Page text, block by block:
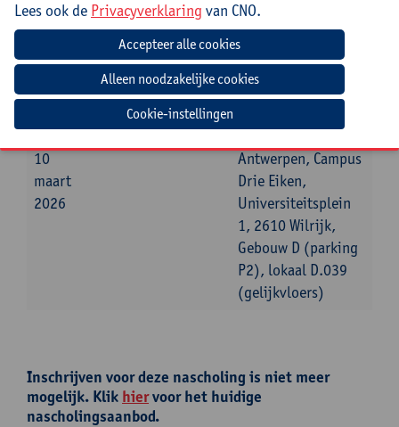
Mee te brengen door cursist
Een opgeladen laptop en lader
Datum
Beginuur Einduur
Locatie
10
maart
2026
Antwerpen, Campus
Drie Eiken,
Universiteitsplein
1, 2610 Wilrijk,
Gebouw D (parking
P2), lokaal D.039
(gelijkvloers)
Inschrijven voor deze nascholing is niet meer
mogelijk. Klik hiervoor het huidige
nascholingsaanbod.
Lees ook de Privacyverklaring van CNO.
Cookie-instellingen